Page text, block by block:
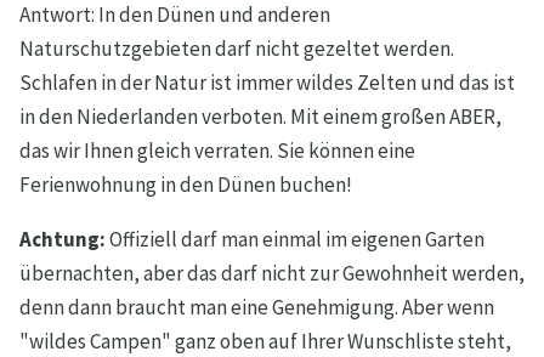
Antwort: In den Dünen und anderen
Naturschutzgebieten darf nicht gezeltet werden.
Schlafen in der Natur ist immer wildes Zelten und das ist
in den Niederlanden verboten. Mit einem großen ABER,
das wir Ihnen gleich verraten. Sie können eine
Ferienwohnung in den Dünen buchen!
Achtung:Offiziell darf man einmal im eigenen Garten
übernachten, aber das darf nicht zur Gewohnheit werden,
denn dann braucht man eine Genehmigung. Aber wenn
"wildes Campen" ganz oben auf Ihrer Wunschliste steht,